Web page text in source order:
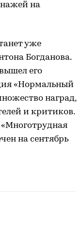
на
уже
Богданова.
его
«Нормальный
наград,
и критиков.
на сентябрь